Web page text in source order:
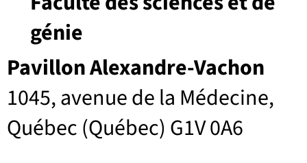
Pavillon Alexandre-Vachon
1045, avenue de la Médecine,
Québec (Québec) G1V 0A6
génie